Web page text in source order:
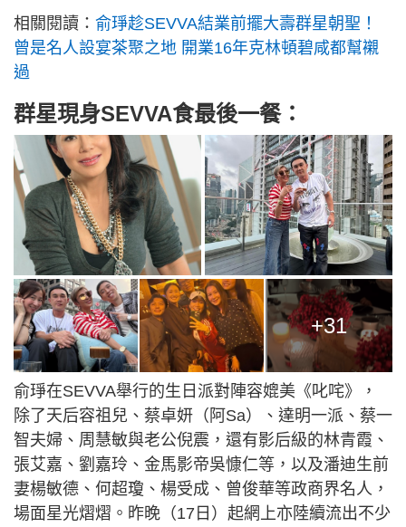
相關閱讀： 俞琤趁SEVVA結業前擺大壽群星朝聖！
曾是名人設宴茶聚之地 開業16年克林頓碧咸都幫襯
過
群星現身SEVVA食最後一餐：
+31
俞琤在SEVVA舉行的生日派對陣容媲美《叱咤》，
除了天后容祖兒、蔡卓妍（阿Sa）、達明一派、蔡一
智夫婦、周慧敏與老公倪震，還有影后級的林青霞、
張艾嘉、劉嘉玲、金馬影帝吳慷仁等，以及潘迪生前
妻楊敏德、何超瓊、楊受成、曾俊華等政商界名人，
場面星光熠熠。昨晚（17日）起網上亦陸續流出不少